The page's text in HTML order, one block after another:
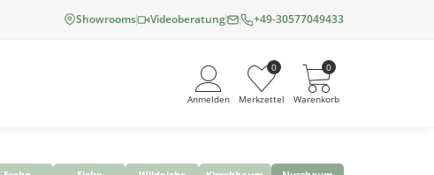
Showrooms Videoberatung +49-30577049433
Anmelden
0
Merkzettel
0
Warenkorb